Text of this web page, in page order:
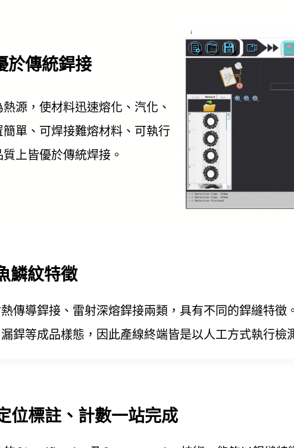
於傳統銲接
源，使材料迅速熔化、汽化、
單、可焊接難熔材料、可執行
上皆優於傳統焊接。
鱗紋特徵
傳導銲接、雷射深熔銲接兩類，具有不同的銲縫特
銲等成品樣態，因此產線終端皆是以人工方式執行檢
位標註、計數一站完成